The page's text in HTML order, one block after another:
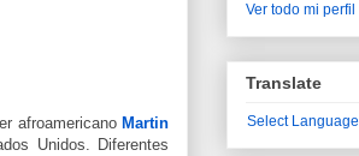
afroamericano Martin
Unidos. Diferentes
Ver todo mi perfil
Translate
Select Language